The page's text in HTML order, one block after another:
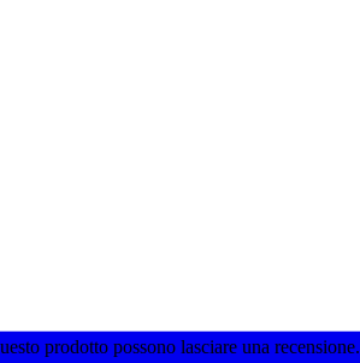
prodotto possono lasciare una recensione.